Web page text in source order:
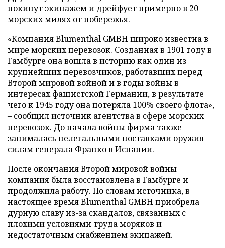
покинут экипажем и дрейфует примерно в 20
морских милях от побережья.
«Компания Blumenthal GMBH широко известна в
мире морских перевозок. Созданная в 1901 году в
Гамбурге она вошла в историю как один из
крупнейших перевозчиков, работавших перед
Второй мировой войной и в годы войны в
интересах фашистской Германии, в результате
чего к 1945 году она потеряла 100% своего флота»,
– сообщил источник агентства в сфере морских
перевозок. До начала войны фирма также
занималась нелегальными поставками оружия
силам генерала Франко в Испании.
После окончания Второй мировой войны
компания была восстановлена в Гамбурге и
продолжила работу. По словам источника, в
настоящее время Blumenthal GMBH приобрела
дурную славу из-за скандалов, связанных с
плохими условиями труда моряков и
недостаточным снабжением экипажей.